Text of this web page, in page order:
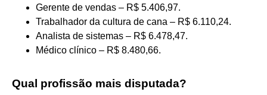
Gerente de vendas – R$ 5.406,97.
Trabalhador da cultura de cana – R$ 6.110,24.
Analista de sistemas – R$ 6.478,47.
Médico clínico – R$ 8.480,66.
Qual profissão mais disputada?